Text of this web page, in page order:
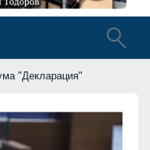
"Декларация"